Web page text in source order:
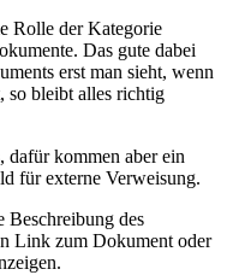
Rolle der Kategorie
Das gute dabei
erst man sieht, wenn
so bleibt alles richtig
kommen aber ein
für externe Verweisung.
Beschreibung des
Link zum Dokument oder